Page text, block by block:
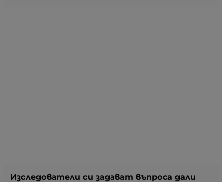
Изследователи си задават въпроса дали